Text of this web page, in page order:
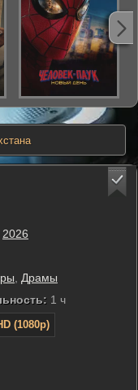
2026
Драмы
1 ч
(1080p)